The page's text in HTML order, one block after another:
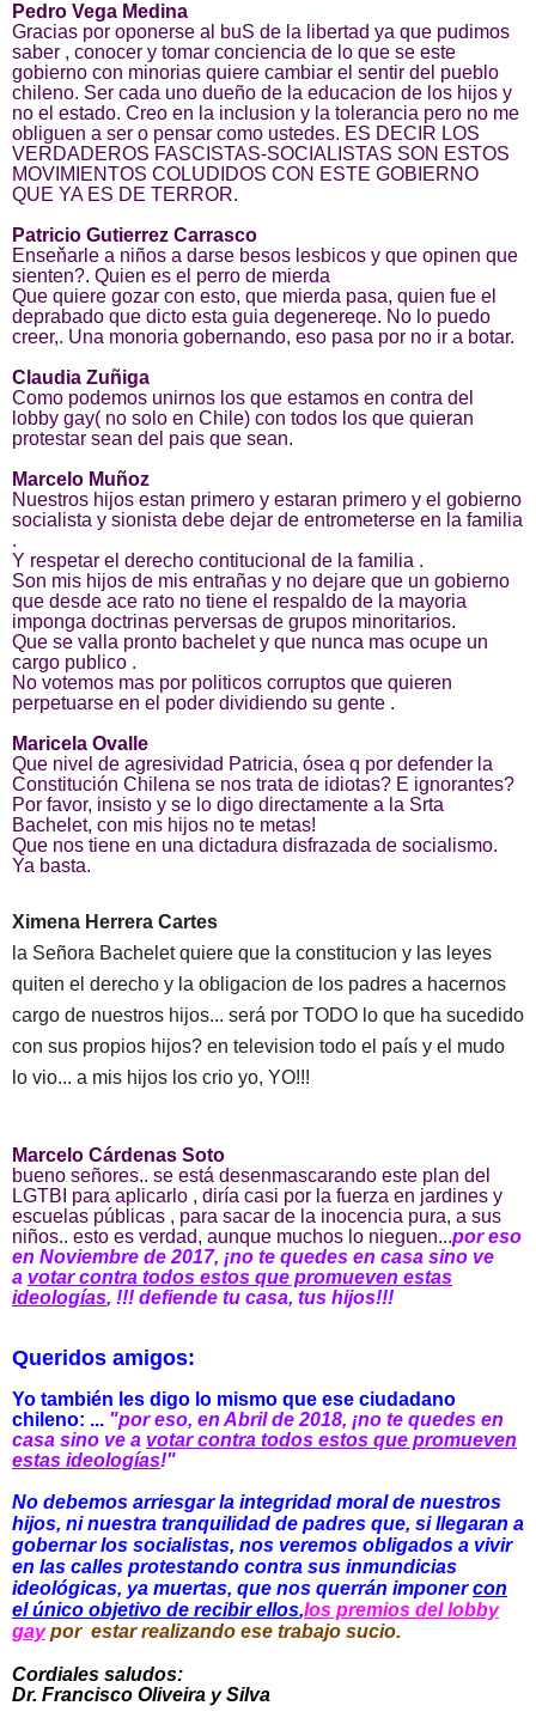
Pedro Vega Medina
Gracias por oponerse al buS de la libertad ya que pudimos
saber , conocer y tomar conciencia de lo que se este
gobierno con minorias quiere cambiar el sentir del pueblo
chileno. Ser cada uno dueño de la educacion de los hijos y
no el estado. Creo en la inclusion y la tolerancia pero no me
obliguen a ser o pensar como ustedes. ES DECIR LOS
VERDADEROS FASCISTAS-SOCIALISTAS SON ESTOS
MOVIMIENTOS COLUDIDOS CON ESTE GOBIERNO
QUE YA ES DE TERROR.
Patricio Gutierrez Carrasco
Enseňarle a niños a darse besos lesbicos y que opinen que
sienten?. Quien es el perro de mierda
Que quiere gozar con esto, que mierda pasa, quien fue el
deprabado que dicto esta guia degenereqe. No lo puedo
creer,. Una monoria gobernando, eso pasa por no ir a botar.
Claudia Zuñiga
Como podemos unirnos los que estamos en contra del
lobby gay( no solo en Chile) con todos los que quieran
protestar sean del pais que sean.
Marcelo Muñoz
Nuestros hijos estan primero y estaran primero y el gobierno
socialista y sionista debe dejar de entrometerse en la familia
.
Y respetar el derecho contitucional de la familia .
Son mis hijos de mis entrañas y no dejare que un gobierno
que desde ace rato no tiene el respaldo de la mayoria
imponga doctrinas perversas de grupos minoritarios.
Que se valla pronto bachelet y que nunca mas ocupe un
cargo publico .
No votemos mas por politicos corruptos que quieren
perpetuarse en el poder dividiendo su gente .
Maricela Ovalle
Que nivel de agresividad Patricia, ósea q por defender la
Constitución Chilena se nos trata de idiotas? E ignorantes?
Por favor, insisto y se lo digo directamente a la Srta
Bachelet, con mis hijos no te metas!
Que nos tiene en una dictadura disfrazada de socialismo.
Ya basta.
Ximena Herrera Cartes
la Señora Bachelet quiere que la constitucion y las leyes
quiten el derecho y la obligacion de los padres a hacernos
cargo de nuestros hijos... será por TODO lo que ha sucedido
con sus propios hijos? en television todo el país y el mudo
lo vio... a mis hijos los crio yo, YO!!!
Marcelo Cárdenas Soto
bueno señores.. se está desenmascarando este plan del
LGTBI para aplicarlo , diría casi por la fuerza en jardines y
escuelas públicas , para sacar de la inocencia pura, a sus
niños.. esto es verdad, aunque muchos lo nieguen...por eso
en Noviembre de 2017, ¡no te quedes en casa sino ve
a votar contra todos estos que promueven estas
ideologías, !!! defiende tu casa, tus hijos!!!
Queridos amigos:
Yo también les digo lo mismo que ese ciudadano
chileno: ... "por eso, en Abril de 2018, ¡no te quedes en
casa sino ve a votar contra todos estos que promueven
estas ideologías!"
No debemos arriesgar la integridad moral de nuestros
hijos, ni nuestra tranquilidad de padres que, si llegaran a
gobernar los socialistas, nos veremos obligados a vivir
en las calles protestando contra sus inmundicias
ideológicas, ya muertas, que nos querrán imponercon
el único objetivo de recibir ellos,los premios del lobby
gay por estar realizando ese trabajo sucio.
Cordiales saludos:
Dr. Francisco Oliveira y Silva